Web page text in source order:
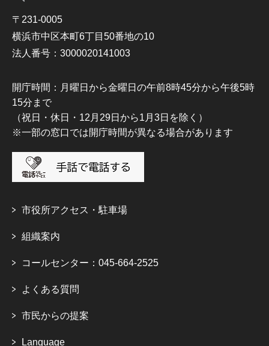
〒231-0005
横浜市中区本町6丁目50番地の10
法人番号：3000020141003
開庁時間：月曜日から金曜日の午前8時45分から午後5時
15分まで
（祝日・休日・12月29日から1月3日を除く）
※一部の窓口では開庁時間が異なる場合があります
市役所アクセス・駐車場
組織案内
コールセンター：045-664-2525
よくある質問
市民からの提案
Language